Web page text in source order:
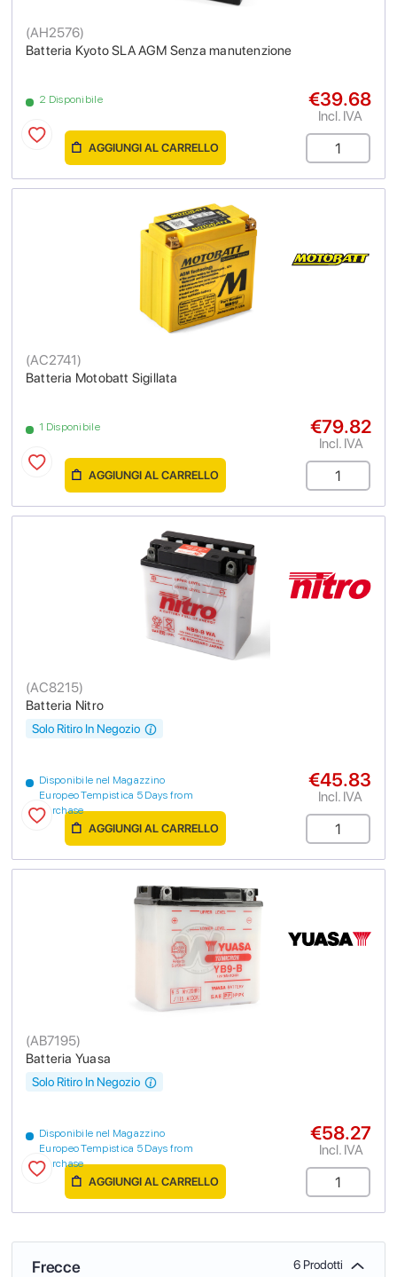
Batteria Kyoto SLA AGM Senza manutenzione
(AH2576)
2 Disponibile €39.68
Incl. IVA
AGGIUNGI AL CARRELLO
Batteria Motobatt Sigillata
(AC2741)
1 Disponibile €79.82
Incl. IVA
AGGIUNGI AL CARRELLO
Batteria Nitro
(AC8215)
Disponibile nel Magazzino
Europeo Tempistica 5 Days from
purchase
Solo Ritiro In Negozio
€45.83
Incl. IVA
AGGIUNGI AL CARRELLO
Batteria Yuasa
(AB7195)
Disponibile nel Magazzino
Europeo Tempistica 5 Days from
purchase
Solo Ritiro In Negozio
€58.27
Incl. IVA
AGGIUNGI AL CARRELLO
Frecce 6 Prodotti